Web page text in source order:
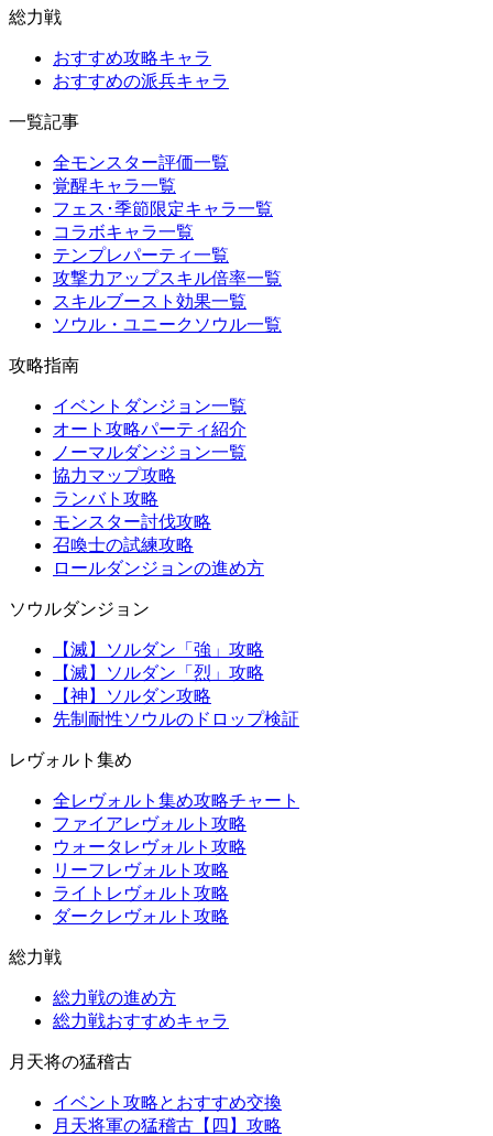
総力戦
おすすめ攻略キャラ
おすすめの派兵キャラ
一覧記事
全モンスター評価一覧
覚醒キャラ一覧
フェス･季節限定キャラ一覧
コラボキャラ一覧
テンプレパーティ一覧
攻撃力アップスキル倍率一覧
スキルブースト効果一覧
ソウル・ユニークソウル一覧
攻略指南
イベントダンジョン一覧
オート攻略パーティ紹介
ノーマルダンジョン一覧
協力マップ攻略
ランバト攻略
モンスター討伐攻略
召喚士の試練攻略
ロールダンジョンの進め方
ソウルダンジョン
【滅】ソルダン「強」攻略
【滅】ソルダン「烈」攻略
【神】ソルダン攻略
先制耐性ソウルのドロップ検証
レヴォルト集め
全レヴォルト集め攻略チャート
ファイアレヴォルト攻略
ウォータレヴォルト攻略
リーフレヴォルト攻略
ライトレヴォルト攻略
ダークレヴォルト攻略
総力戦
総力戦の進め方
総力戦おすすめキャラ
月天将の猛稽古
イベント攻略とおすすめ交換
月天将軍の猛稽古【四】攻略